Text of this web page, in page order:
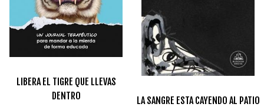
LIBERA EL TIGRE QUE LLEVAS
DENTRO
LA SANGRE ESTA CAYENDO AL PATIO